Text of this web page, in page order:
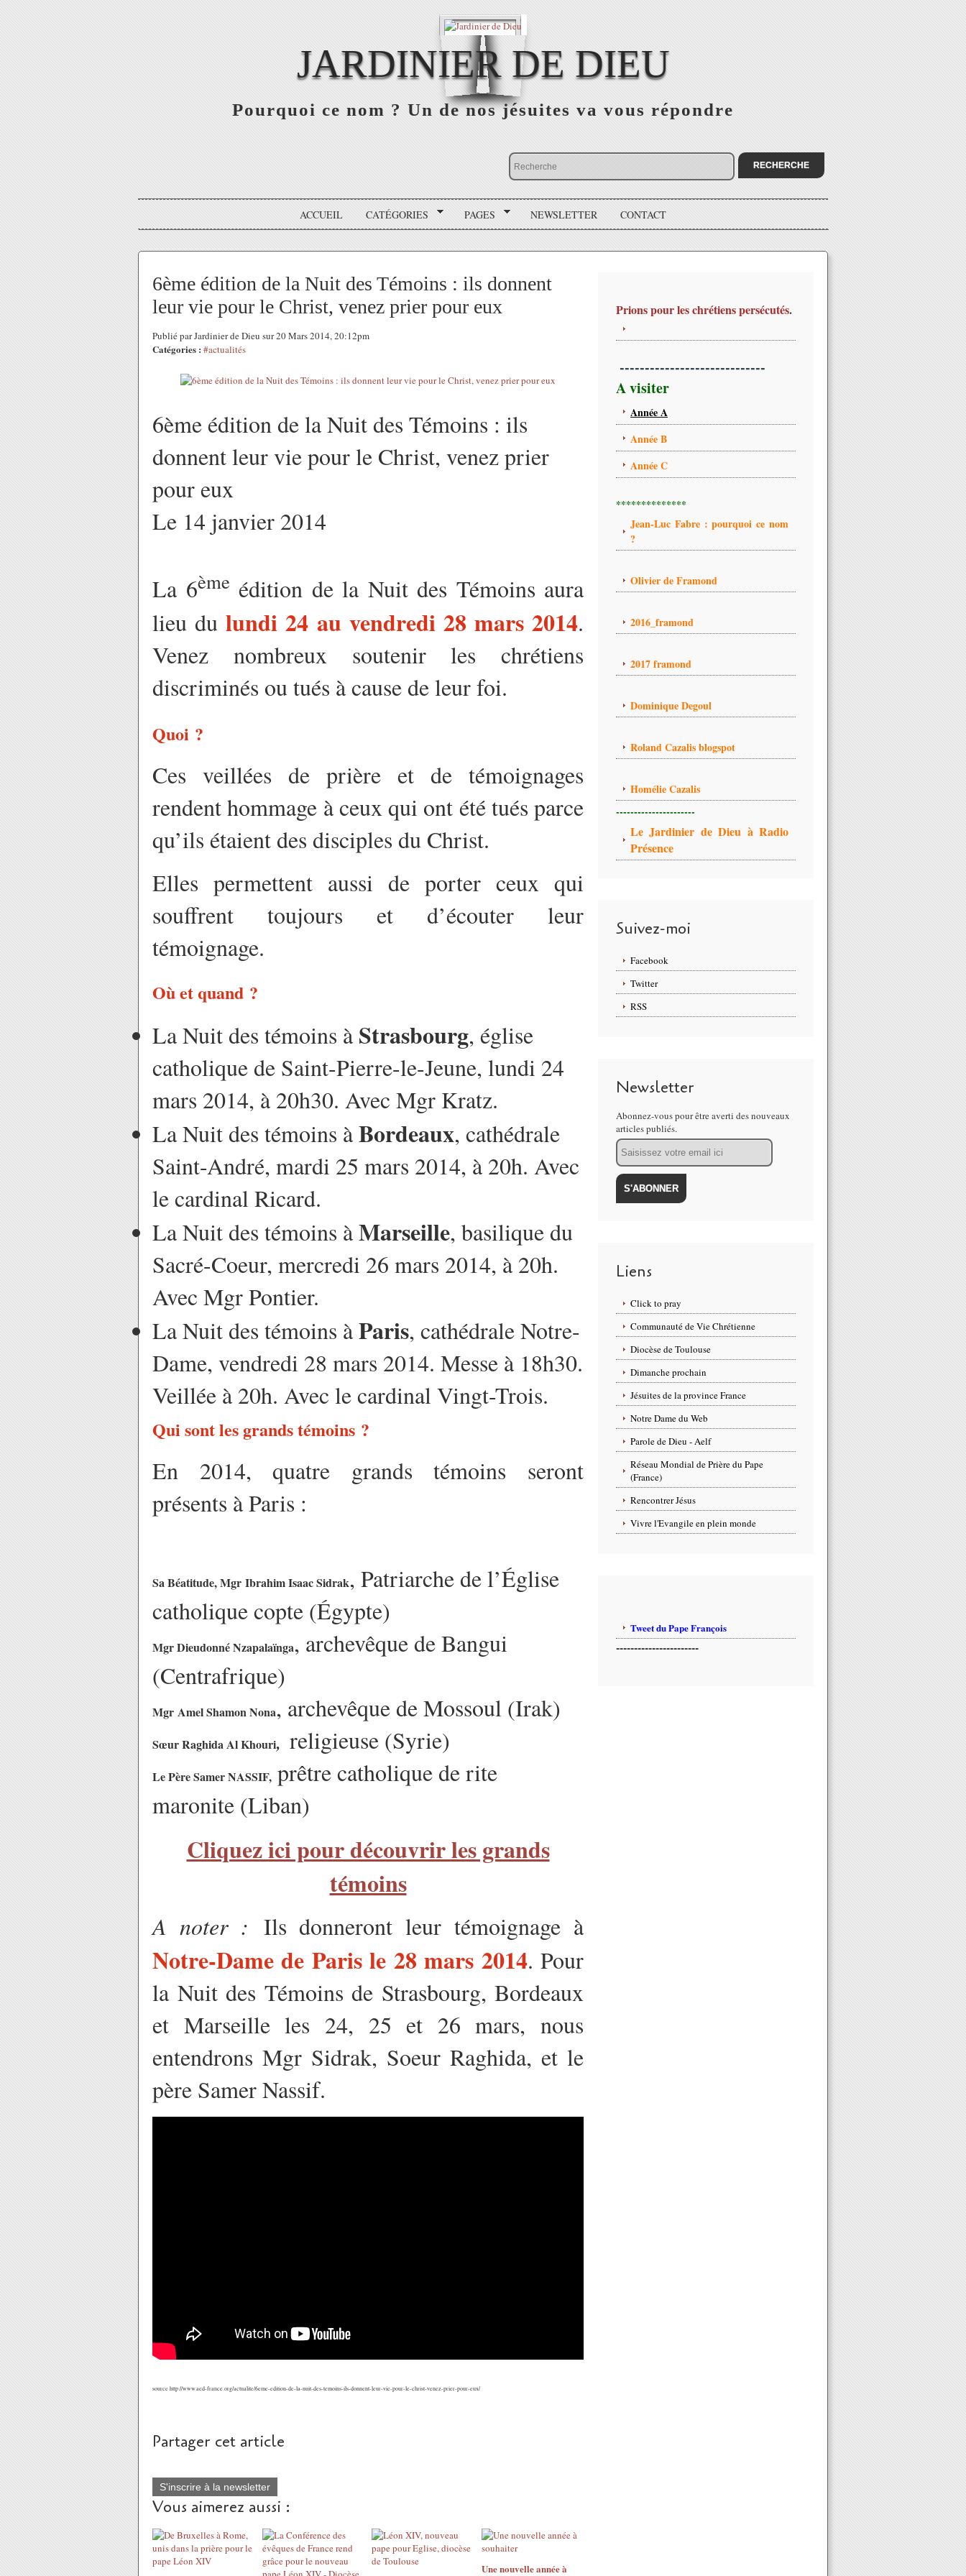
JARDINIER DE DIEU
Pourquoi ce nom ? Un de nos jésuites va vous répondre
ACCUEIL CATÉGORIES PAGES NEWSLETTER CONTACT
6ème édition de la Nuit des Témoins : ils donnent
leur vie pour le Christ, venez prier pour eux
Publié par Jardinier de Dieu sur 20 Mars 2014, 20:12pm
Catégories : #actualités
6ème édition de la Nuit des Témoins : ils
donnent leur vie pour le Christ, venez prier
pour eux
Le 14 janvier 2014
La 6ème édition de la Nuit des Témoins aura
lieu dulundi 24 au vendredi 28 mars 2014.
Venez nombreux soutenir les chrétiens
discriminés ou tués à cause de leur foi.
Quoi ?
Ces veillées de prière et de témoignages
rendent hommage à ceux qui ont été tués parce
qu’ils étaient des disciples du Christ.
Elles permettent aussi de porter ceux qui
souffrent toujours et d’écouter leur
témoignage.
Où et quand ?
La Nuit des témoins à Strasbourg, église
catholique de Saint-Pierre-le-Jeune, lundi 24
mars 2014, à 20h30. Avec Mgr Kratz.
La Nuit des témoins àBordeaux, cathédrale
Saint-André, mardi 25 mars 2014, à 20h. Avec
le cardinal Ricard.
La Nuit des témoins àMarseille, basilique du
Sacré-Coeur, mercredi 26 mars 2014, à 20h.
Avec Mgr Pontier.
La Nuit des témoins àParis, cathédrale Notre-
Dame, vendredi 28 mars 2014. Messe à 18h30.
Veillée à 20h. Avec le cardinal Vingt-Trois.
Qui sont les grands témoins ?
En 2014, quatre grands témoins seront
présents à Paris :
Sa Béatitude, Mgr Ibrahim Isaac Sidrak, Patriarche de l’Église
catholique copte (Égypte)
Mgr Dieudonné Nzapalaïnga, archevêque de Bangui
(Centrafrique)
Mgr Amel Shamon Nona, archevêque de Mossoul (Irak)
Sœur Raghida Al Khouri, religieuse (Syrie)
Le Père Samer NASSIF, prêtre catholique de rite
maronite (Liban)
Cliquez ici pour découvrir les grands
témoins
A noter : Ils donneront leur témoignage à
Notre-Dame de Paris le 28 mars 2014. Pour
la Nuit des Témoins de Strasbourg, Bordeaux
et Marseille les 24, 25 et 26 mars, nous
entendrons Mgr Sidrak, Soeur Raghida, et le
père Samer Nassif.
source http://www.aed-france.org/actualite/6eme-edition-de-la-nuit-des-temoins-ils-donnent-leur-vie-pour-le-christ-venez-prier-pour-eux/
Partager cet article
S'inscrire à la newsletter
Vous aimerez aussi :
Une nouvelle année à
Prions pour les chrétiens persécutés.
-----------------------------
A visiter
Année A
Année B
Année C
**************
Jean-Luc Fabre : pourquoi ce nom
?
Olivier de Framond
2016_framond
2017 framond
Dominique Degoul
Roland Cazalis blogspot
Homélie Cazalis
----------------------
Le Jardinier de Dieu à Radio
Présence
Suivez-moi
Facebook
Twitter
RSS
Newsletter
Abonnez-vous pour être averti des nouveaux
articles publiés.
Email
Liens
Click to pray
Communauté de Vie Chrétienne
Diocèse de Toulouse
Dimanche prochain
Jésuites de la province France
Notre Dame du Web
Parole de Dieu - Aelf
Réseau Mondial de Prière du Pape
(France)
Rencontrer Jésus
Vivre l'Evangile en plein monde
Tweet du Pape François
-----------------------